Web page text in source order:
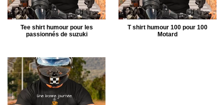
Tee shirt humour pour les
passionnés de suzuki
T shirt humour 100 pour 100
Motard